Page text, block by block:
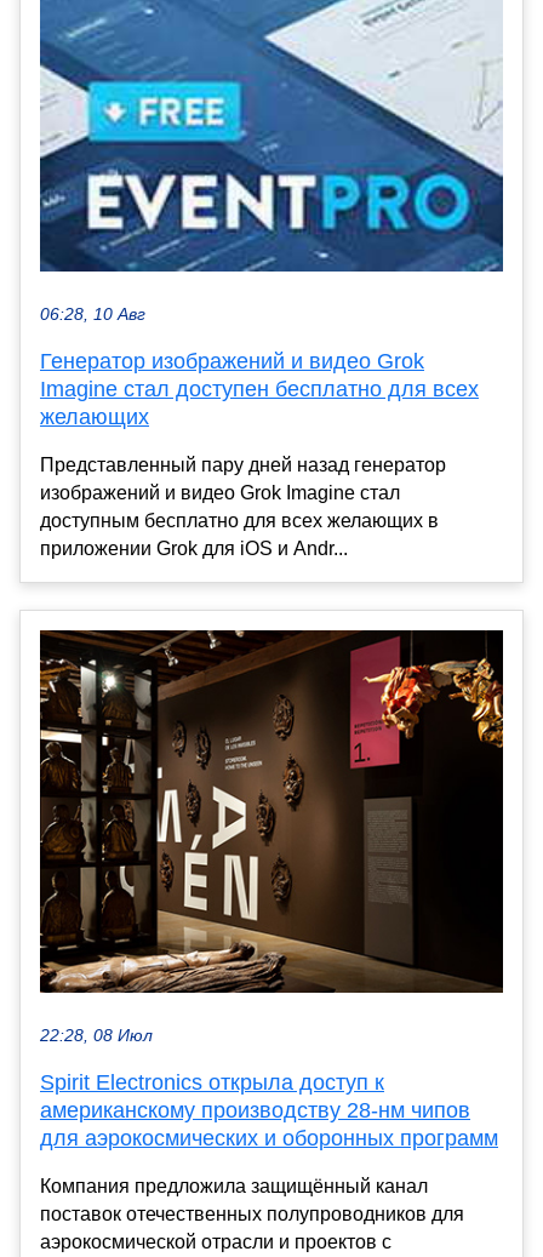
06:28, 10 Авг
Генератор изображений и видео Grok
Imagine стал доступен бесплатно для всех
желающих
Представленный пару дней назад генератор
изображений и видео Grok Imagine стал
доступным бесплатно для всех желающих в
приложении Grok для iOS и Andr...
22:28, 08 Июл
Spirit Electronics открыла доступ к
американскому производству 28-нм чипов
для аэрокосмических и оборонных программ
Компания предложила защищённый канал
поставок отечественных полупроводников для
аэрокосмической отрасли и проектов с